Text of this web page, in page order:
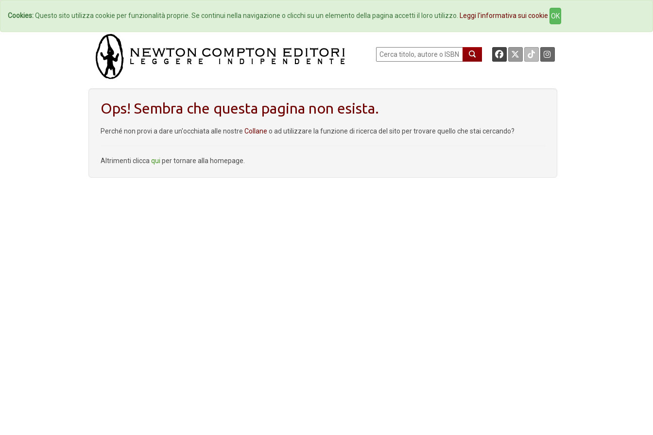
Home Autori Eventi Collane Newsletter Ebookstore Contatti
Ops! Sembra che questa pagina non esista.
Perché non provi a dare un'occhiata alle nostre Collane o ad utilizzare la funzione di ricerca del sito per trovare quello che stai cercando?
Altrimenti clicca qui per tornare alla homepage.
Cookies:Questo sito utilizza cookie per funzionalità proprie. Se continui nella navigazione o clicchi su un elemento della pagina accetti il loro utilizzo. Leggi l'informativa sui cookie OK